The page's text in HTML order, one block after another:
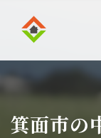
箕面市の